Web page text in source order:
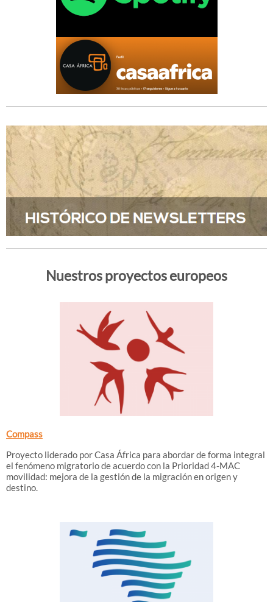
Nuestros proyectos europeos
Compass
Proyecto liderado por Casa África para abordar de forma integral
el fenómeno migratorio de acuerdo con la Prioridad 4-MAC
movilidad: mejora de la gestión de la migración en origen y
destino.